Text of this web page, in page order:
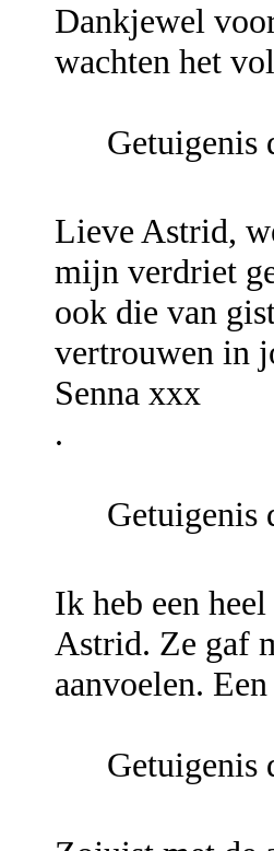
Dankjewel
wachten het
Getuigenis
Lieve Astrid,
mijn verdriet
ook die van
vertrouwen in
Senna xxx
.
Getuigenis
Ik heb een
Astrid. Ze gaf
aanvoelen.
Getuigenis